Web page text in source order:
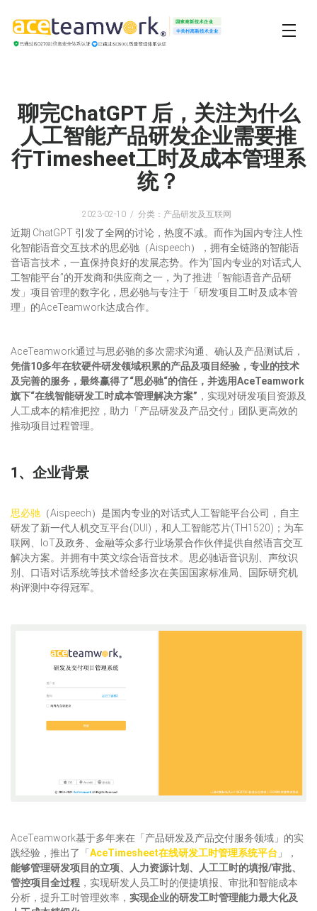
聊完ChatGPT 后，关注为什么
人工智能产品研发企业需要推
行Timesheet工时及成本管理系
统？
2023-02-10 分类：产品研发及互联网
近期 ChatGPT 引发了全网的讨论，热度不减。而作为国内专注人性
化智能语音交互技术的思必驰（Aispeech），拥有全链路的智能语
音语言技术，一直保持良好的发展态势。作为“国内专业的对话式人
工智能平台”的开发商和供应商之一，为了推进「智能语音产品研
发」项目管理的数字化，思必驰与专注于「研发项目工时及成本管
理」的AceTeamwork达成合作。
AceTeamwork通过与思必驰的多次需求沟通、确认及产品测试后，
凭借10多年在软硬件研发领域积累的产品及项目经验，专业的技术
及完善的服务，最终赢得了“思必驰“的信任，并选用AceTeamwork
旗下“在线智能研发工时成本管理解决方案” ，实现对研发项目资源及
人工成本的精准把控，助力「产品研发及产品交付」团队更高效的
推动项目过程管理。
1、企业背景
思必驰 （Aispeech）是国内专业的对话式人工智能平台公司，自主
研发了新一代人机交互平台(DUI)，和人工智能芯片(TH1520)；为车
联网、IoT及政务、金融等众多行业场景合作伙伴提供自然语言交互
解决方案。并拥有中英文综合语音技术。思必驰语音识别、声纹识
别、口语对话系统等技术曾经多次在美国国家标准局、国际研究机
构评测中夺得冠军。
AceTeamwork基于多年来在「产品研发及产品交付服务领域」的实
践经验，推出了「 AceTimesheet在线研发工时管理系统平台 」，
能够管理研发项目的立项、人力资源计划、人工工时的填报/审批、
管控项目全过程 ，实现研发人员工时的便捷填报、审批和智能成本
分析，提升工时管理效率， 实现企业的研发工时管理能力最大化及